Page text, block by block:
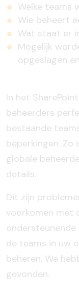
Welke teams
Wie beheert
Wat staat er
Mogelijk
opgeslagen
In het
beheerders
bestaande
beperkingen. Zo
globale
details.
Dit zijn
voorkomen met
ondersteunende
de teams in uw
beheren. We
gevonden.